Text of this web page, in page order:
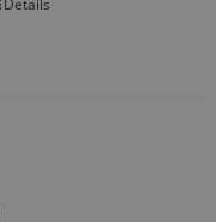
Details